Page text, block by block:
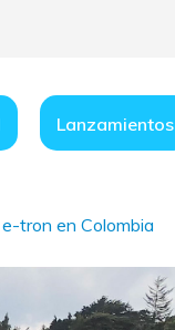
Lanzamientos
tron en Colombia